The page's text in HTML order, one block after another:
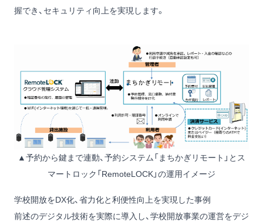
握でき、セキュリティ向上を実現します。
▲予約から鍵まで連動、予約システム「まちかぎリモート」とス
マートロック「RemoteLOCK」の運用イメージ
学校開放をDX化、省力化と利便性向上を実現した事例
前述のデジタル技術を実際に導入し、学校開放事業の運営をデジ